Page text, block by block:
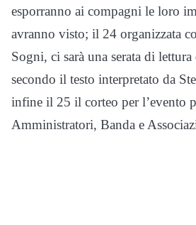
esporranno ai compagni le loro
avranno visto; il 24 organizzata
Sogni, ci sarà una serata di
secondo il testo interpretato da
infine il 25 il corteo per l’evento
Amministratori, Banda e